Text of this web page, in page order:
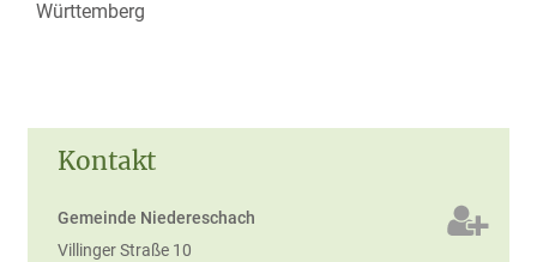
Kontakt
Gemeinde Niedereschach
Villinger Straße 10
Württemberg